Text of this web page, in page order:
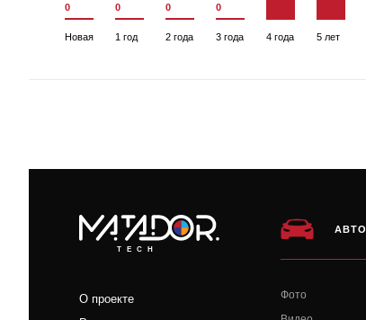
0
Новая
0
1 год
0
2 года
0
3 года 4 года 5 лет
TECH
О проекте
АВТО
Фото